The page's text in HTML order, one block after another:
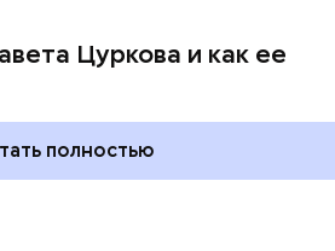
Цуркова и как ее
полностью
термины «модератор»,
и призвала их заменить на
совершенно неуместно